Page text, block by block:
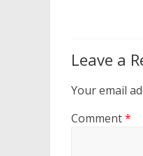
Leave a
Your email
Comment*